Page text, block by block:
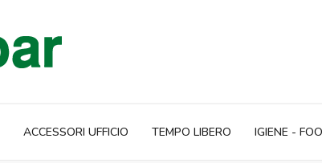
ACCESSORI UFFICIO TEMPO LIBERO IGIENE -